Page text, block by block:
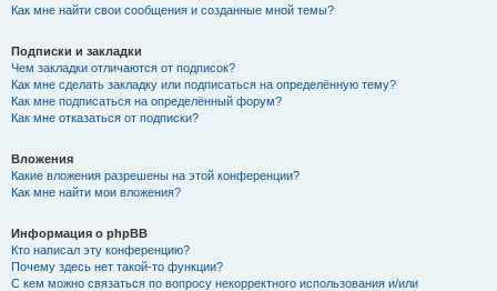
Как мне найти свои сообщения и созданные мной темы?
Подписки и закладки
Чем закладки отличаются от подписок?
Как мне сделать закладку или подписаться на определённую тему?
Как мне подписаться на определённый форум?
Как мне отказаться от подписки?
Вложения
Какие вложения разрешены на этой конференции?
Как мне найти мои вложения?
Информация о phpBB
Кто написал эту конференцию?
Почему здесь нет такой-то функции?
С кем можно связаться по вопросу некорректного использования и/или